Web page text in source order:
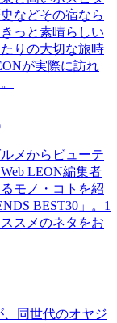
などその宿なら
っと素晴らしい
りの大切な旅時
が実際に訪れ
メからビューテ
LEON編集者
モノ・コトを紹
BEST30」。1
スメのネタをお
、同世代のオヤジ